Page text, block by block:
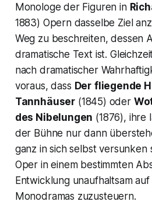
Monologe der Figuren in
1883) Opern dasselbe Ziel
Weg zu beschreiten, dessen
dramatische Text ist.
nach dramatischer
voraus, dass Der fliegende
Tannhäuser (1845) oder
des Nibelungen (1876), ihre
der Bühne nur dann
ganz in sich selbst versunken
Oper in einem bestimmten
Entwicklung unaufhaltsam
Monodramas zuzusteuern.